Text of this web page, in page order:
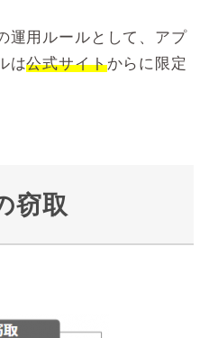
運用ルールとして、アプ
は公式サイトからに限定
窃取